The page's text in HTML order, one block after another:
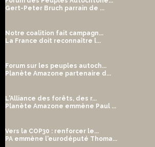
Gert-Peter Bruch parrain de ...
Notre coalition fait campagn...
La France doit reconnaître l...
Forum sur les peuples autoch...
Planète Amazone partenaire d...
L'Alliance des forêts, des r...
Planète Amazone emmène Paul ...
Vers la COP30 : renforcer le...
PA emmène l'eurodéputé Thoma...